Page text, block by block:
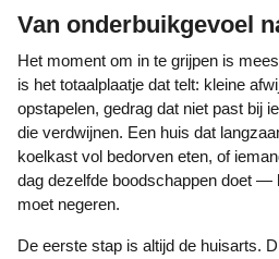
Van onderbuikgevoel
Het moment om in te grijpen is meestal geen harde grens. Het
is het totaalplaatje dat telt: kleine
opstapelen, gedrag dat niet past bij
die verdwijnen. Een huis dat
koelkast vol bedorven eten, of
dag dezelfde boodschappen doet —
moet negeren.
De eerste stap is altijd de huisarts. Die kan andere oorzaken